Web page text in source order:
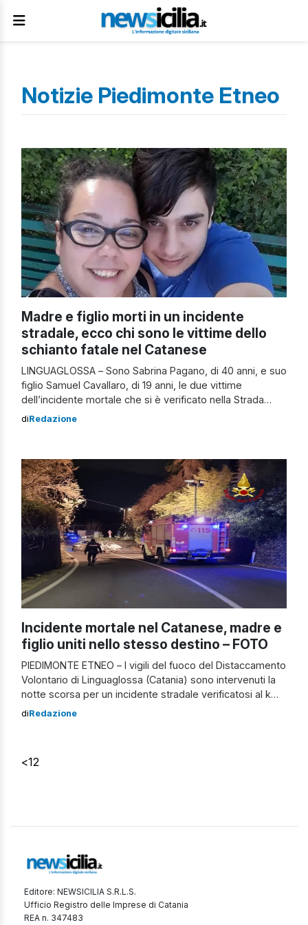
Notizie Piedimonte Etneo
Madre e figlio morti in un incidente
stradale, ecco chi sono le vittime dello
schianto fatale nel Catanese
LINGUAGLOSSA – Sono Sabrina Pagano, di 40 anni, e suo
figlio Samuel Cavallaro, di 19 anni, le due vittime
dell’incidente mortale che si è verificato nella Strada
Statale 120, proprio tra Piedimonte Etneo e Linguaglossa
figlio si […]
diRedazione
Incidente mortale nel Catanese, madre e
figlio uniti nello stesso destino – FOTO
PIEDIMONTE ETNEO – I vigili del fuoco del Distaccamento
Volontario di Linguaglossa (Catania) sono intervenuti la
notte scorsa per un incidente stradale verificatosi al km
208 della SS120, tra Piedimonte Etneo e Linguaglossa. La
diRedazione
<12
Editore: NEWSICILIA S.R.L.S.
Ufficio Registro delle Imprese di Catania
REA n. 347483